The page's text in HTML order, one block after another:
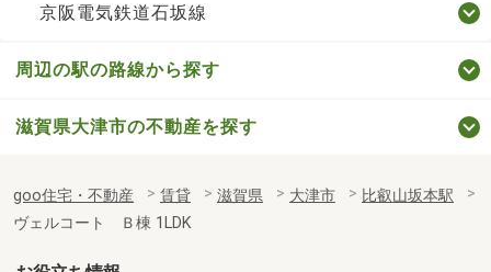
京阪電気鉄道石坂線
周辺の駅の路線から探す
滋賀県大津市の不動産を探す
goo住宅・不動産 賃貸 滋賀県 大津市
比叡山坂本駅
ヴェルコート Ｂ棟 1LDK